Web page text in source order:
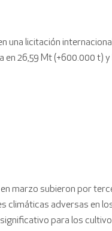
una licitación
26,59 Mt (+600.000 t) y
marzo subieron por
climáticas adversas en
para los